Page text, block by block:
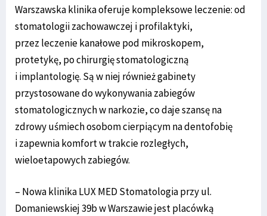
Warszawska klinika oferuje kompleksowe leczenie: od
stomatologii zachowawczej i profilaktyki,
przez leczenie kanałowe pod mikroskopem,
protetykę, po chirurgię stomatologiczną
i implantologię. Są w niej również gabinety
przystosowane do wykonywania zabiegów
stomatologicznych w narkozie, co daje szansę na
zdrowy uśmiech osobom cierpiącym na dentofobię
i zapewnia komfort w trakcie rozległych,
wieloetapowych zabiegów.
– Nowa klinika LUX MED Stomatologia przy ul.
Domaniewskiej 39b w Warszawie jest placówką